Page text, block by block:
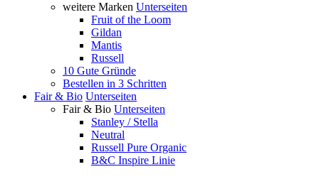
weitere Marken Unterseiten
Fruit of the Loom
Gildan
Mantis
Russell
10 Gute Gründe
Bestellen in 3 Schritten
Fair & Bio Unterseiten
Fair & Bio Unterseiten
Stanley / Stella
Neutral
Russell Pure Organic
B&C Inspire Linie